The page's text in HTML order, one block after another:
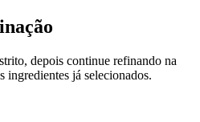
depois continue refinando na
ingredientes já selecionados.